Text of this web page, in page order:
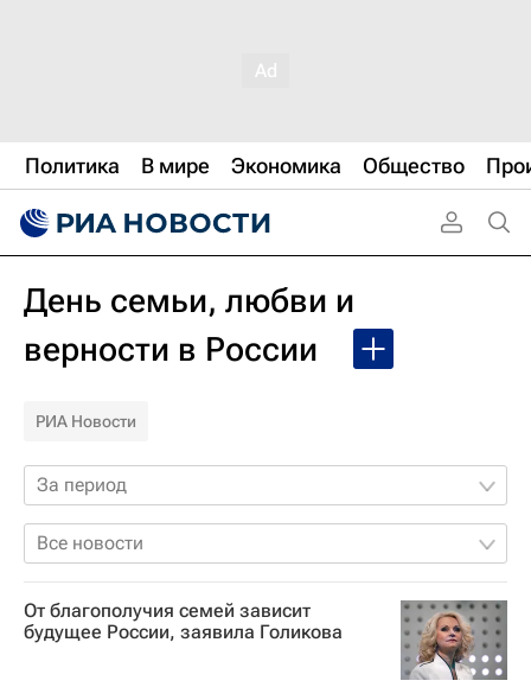
Политика В мире Экономика Общество
День семьи, любви и
верности в России
РИА Новости
За период
Все новости
От благополучия семей зависит
будущее России, заявила Голикова